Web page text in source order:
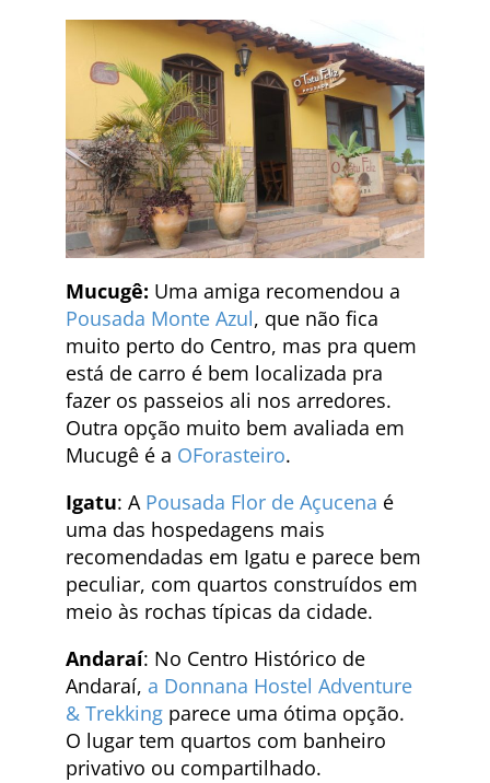
Mucugê: Uma amiga recomendou a
Pousada Monte Azul, que não fica
muito perto do Centro, mas pra quem
está de carro é bem localizada pra
fazer os passeios ali nos arredores.
Outra opção muito bem avaliada em
Mucugê é a OForasteiro.
Igatu: A Pousada Flor de Açucena é
uma das hospedagens mais
recomendadas em Igatu e parece bem
peculiar, com quartos construídos em
meio às rochas típicas da cidade.
Andaraí: No Centro Histórico de
Andaraí, a Donnana Hostel Adventure
& Trekking parece uma ótima opção.
O lugar tem quartos com banheiro
privativo ou compartilhado.